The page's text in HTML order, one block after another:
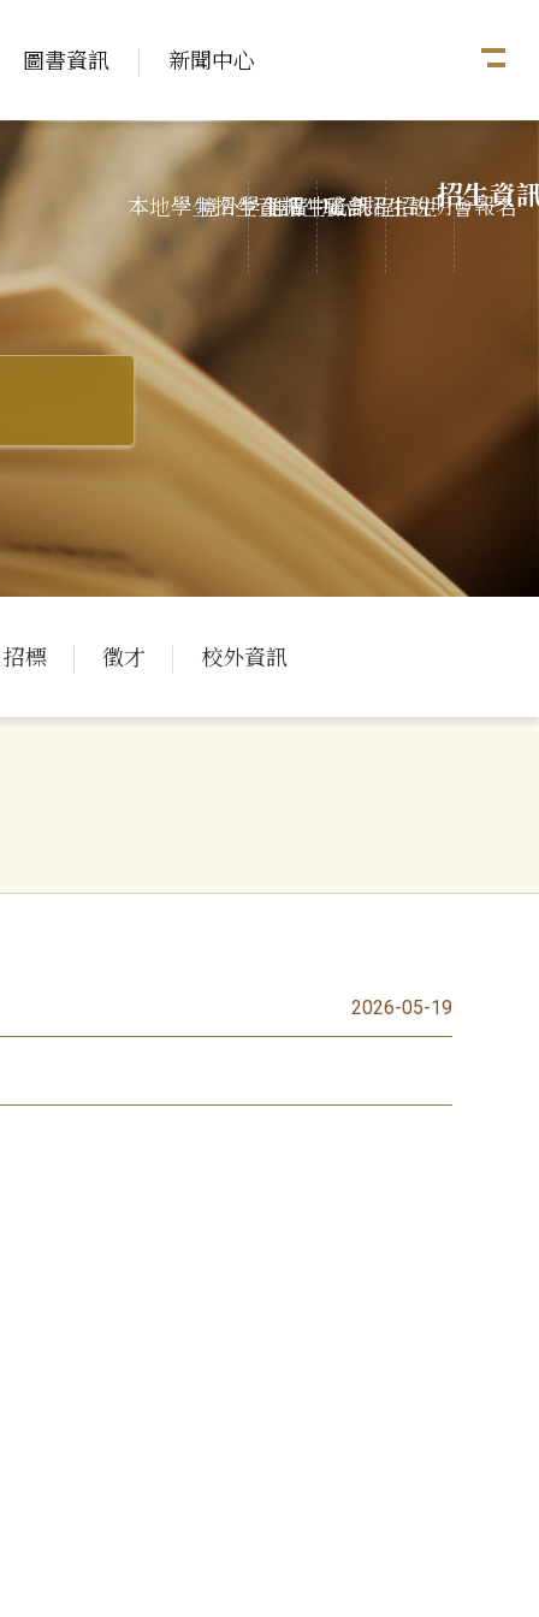
圖書資訊 新聞中心
本地學生招生資訊 境外學生招生資訊 推廣中心課程招生 聯合招生說明會報名招生
招標 徵才 校外資訊
2026-05-19